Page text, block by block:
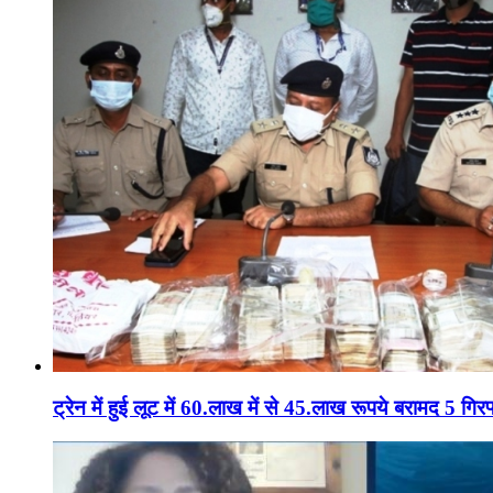
ट्रेन में हुई लूट में 60.लाख में से 45.लाख रूपये बरामद 5